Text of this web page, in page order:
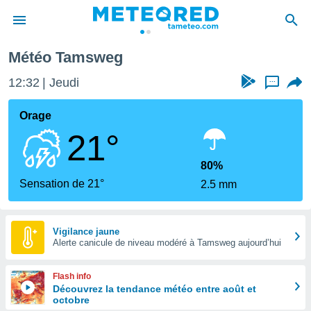
de
par
Météo Tamsweg
12:32 Jeudi ...
Orage
21°
Sensation de 21°
80%
2.5 mm
Vigilance jaune
Alerte canicule de niveau modéré à Tamsweg aujourd’hui
Flash info
Découvrez la tendance météo entre août et
octobre